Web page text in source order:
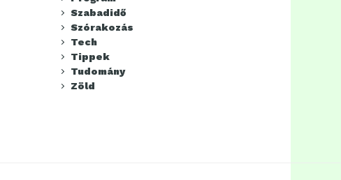
Szabadidő
Szórakozás
Tech
Tippek
Tudomány
Zöld